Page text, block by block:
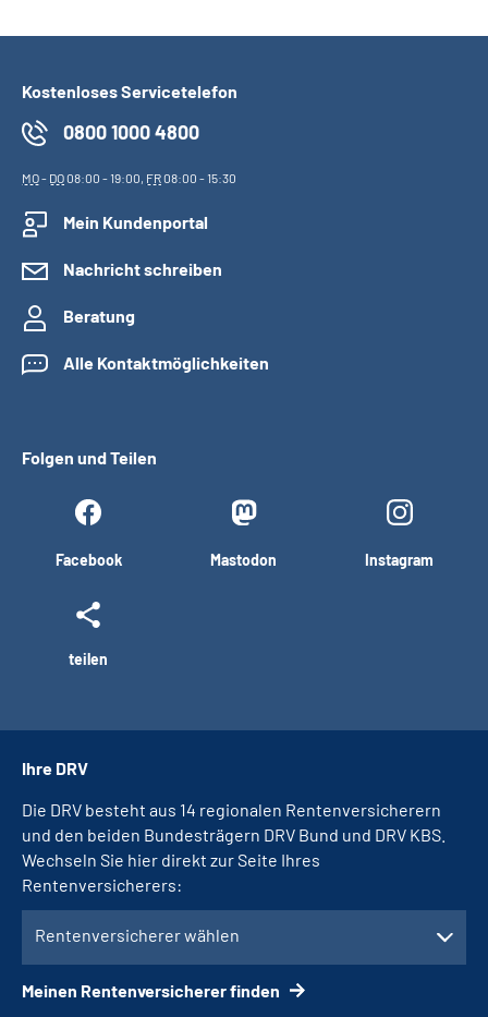
Kostenloses Servicetelefon
0800 1000 4800
MO- DO08:00 - 19:00, FR08:00 - 15:30
Mein Kundenportal
Nachricht schreiben
Beratung
Alle Kontaktmöglichkeiten
Folgen und Teilen
Facebook Mastodon Instagram
teilen
Ihre DRV
Die DRV besteht aus 14 regionalen Rentenversicherern
und den beiden Bundesträgern DRV Bund und DRV KBS.
Wechseln Sie hier direkt zur Seite Ihres
Rentenversicherers:
Rentenversicherer wählen
Meinen Rentenversicherer finden